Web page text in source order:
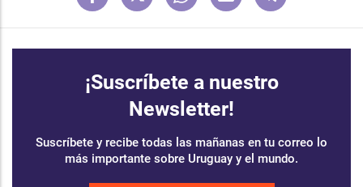
¡Suscríbete a nuestro
Newsletter!
Suscríbete y recibe todas las mañanas en tu correo lo
más importante sobre Uruguay y el mundo.